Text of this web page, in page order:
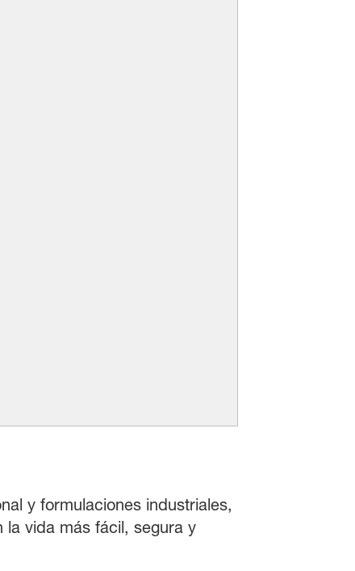
y formulaciones industriales,
la vida más fácil, segura y